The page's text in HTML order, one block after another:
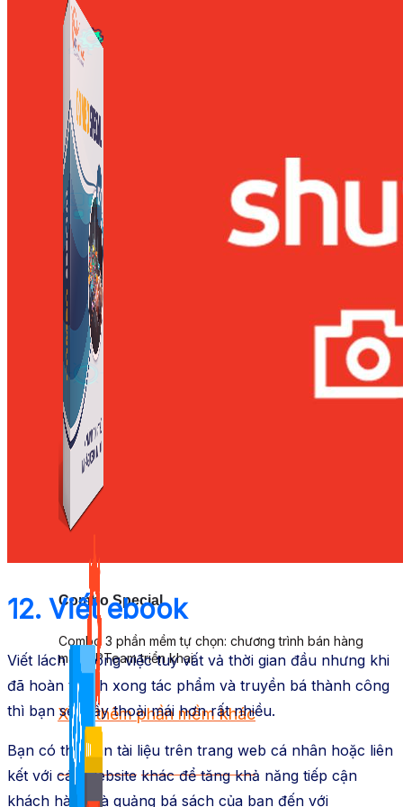
Công Cụ Marketing
1,066 bài viết
Thủ Thuật Facebook
536 bài viết
Kiếm Tiền MMO
1,422 bài viết
Combo Special
Combo 3 phần mềm tự chọn: chương trình bán hàng
mà ATPTeam triển khai.
Xem thêm phần mềm khác
Xem thêm phần mềm khác
12. Viết ebook
Viết lách là công việc tuy vất vả thời gian đầu nhưng khi
đã hoàn thành xong tác phẩm và truyền bá thành công
thì bạn sẽ thấy thoải mái hơn rất nhiều.
Bạn có thể bán tài liệu trên trang web cá nhân hoặc liên
kết với cácwebsite khác để tăng khả năng tiếp cận
khách hàng và quảng bá sách của bạn đến với